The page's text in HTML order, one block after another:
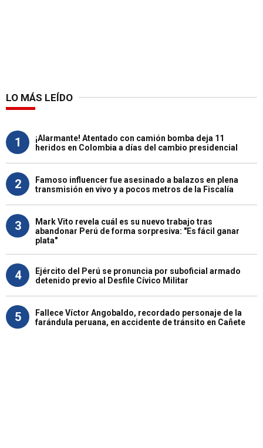
LO MÁS LEÍDO
1
¡Alarmante! Atentado con camión bomba deja 11
heridos en Colombia a días del cambio presidencial
2
Famoso influencer fue asesinado a balazos en plena
transmisión en vivo y a pocos metros de la Fiscalía
3
Mark Vito revela cuál es su nuevo trabajo tras
abandonar Perú de forma sorpresiva: "Es fácil ganar
plata"
4
Ejército del Perú se pronuncia por suboficial armado
detenido previo al Desfile Cívico Militar
5
Fallece Víctor Angobaldo, recordado personaje de la
farándula peruana, en accidente de tránsito en Cañete